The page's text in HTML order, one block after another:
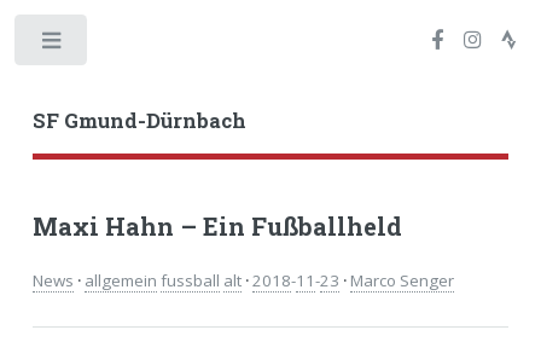
SF Gmund-Dürnbach
Maxi Hahn – Ein Fußballheld
News · allgemein fussball alt ·2018-11-23 · Marco Senger